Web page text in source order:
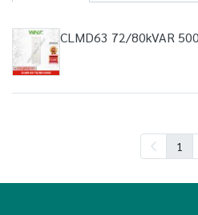
CLMD63 72/80kVAR
1